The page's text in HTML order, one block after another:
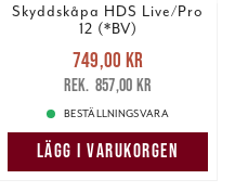
Skyddskåpa HDS Live/Pro
12 (*BV)
Nuvarande pris
749,00 krTidigare pris
857,00 kr
749,00 kr
857,00 kr
BESTÄLLNINGSVARA
LÄGG I VARUKORGEN